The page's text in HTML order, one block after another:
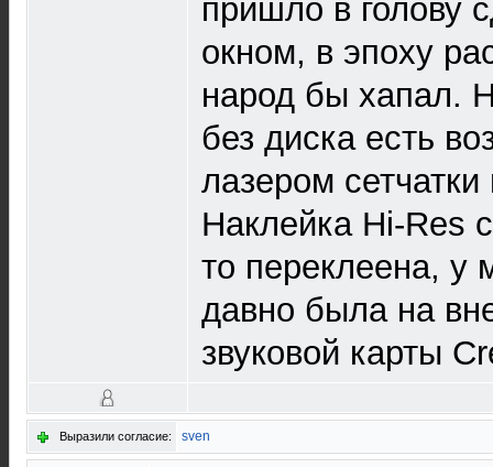
пришло в голову
окном, в эпоху
народ бы хапал.
без диска есть
лазером сетчатки
Наклейка Hi-Res
то переклеена, у
давно была на
звуковой карты
Выразили согласие: sven